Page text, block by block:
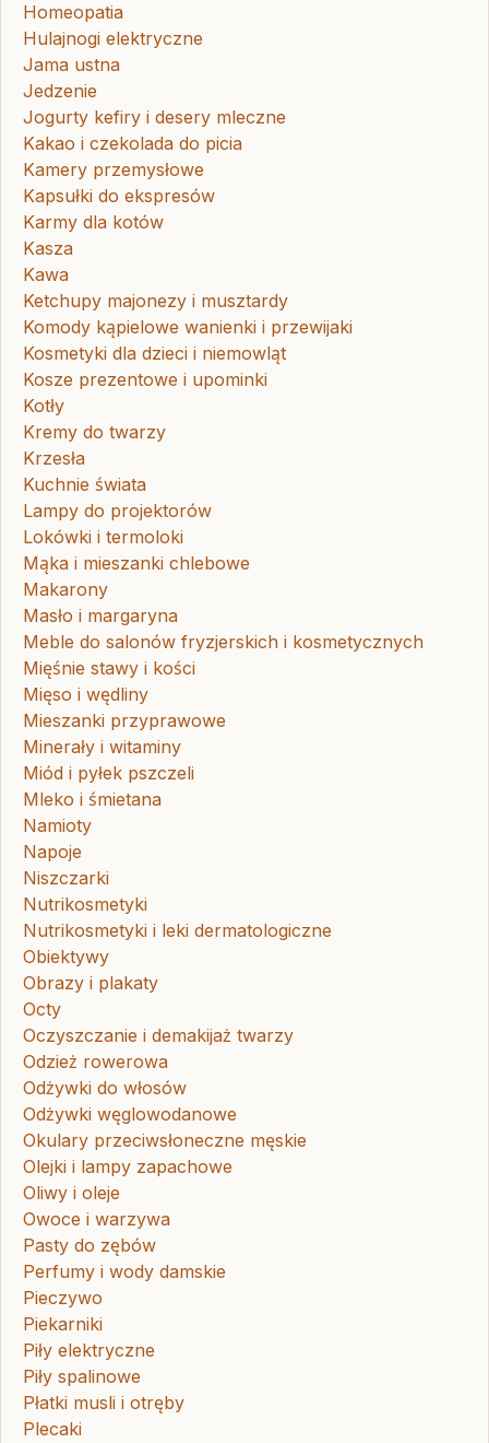
Homeopatia
Hulajnogi elektryczne
Jama ustna
Jedzenie
Jogurty kefiry i desery mleczne
Kakao i czekolada do picia
Kamery przemysłowe
Kapsułki do ekspresów
Karmy dla kotów
Kasza
Kawa
Ketchupy majonezy i musztardy
Komody kąpielowe wanienki i przewijaki
Kosmetyki dla dzieci i niemowląt
Kosze prezentowe i upominki
Kotły
Kremy do twarzy
Krzesła
Kuchnie świata
Lampy do projektorów
Lokówki i termoloki
Mąka i mieszanki chlebowe
Makarony
Masło i margaryna
Meble do salonów fryzjerskich i kosmetycznych
Mięśnie stawy i kości
Mięso i wędliny
Mieszanki przyprawowe
Minerały i witaminy
Miód i pyłek pszczeli
Mleko i śmietana
Namioty
Napoje
Niszczarki
Nutrikosmetyki
Nutrikosmetyki i leki dermatologiczne
Obiektywy
Obrazy i plakaty
Octy
Oczyszczanie i demakijaż twarzy
Odzież rowerowa
Odżywki do włosów
Odżywki węglowodanowe
Okulary przeciwsłoneczne męskie
Olejki i lampy zapachowe
Oliwy i oleje
Owoce i warzywa
Pasty do zębów
Perfumy i wody damskie
Pieczywo
Piekarniki
Piły elektryczne
Piły spalinowe
Płatki musli i otręby
Plecaki